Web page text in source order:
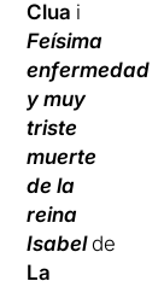
Clua i
Feísima
enfermedad
y muy
triste
muerte
de la
reina
Isabel de
La